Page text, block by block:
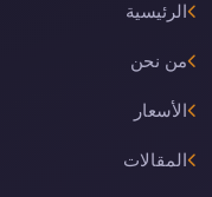
الرئيسية
من نحن
الأسعار
المقالات